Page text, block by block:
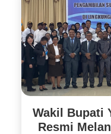
Wakil Bupati
Resmi